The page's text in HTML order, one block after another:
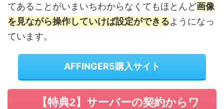
てあることがいまいちわからなくてもほとんど画像
を見ながら操作していけば設定ができるようになっ
ています。
AFFINGER5購入サイト
【特典2】 サーバーの契約からワ